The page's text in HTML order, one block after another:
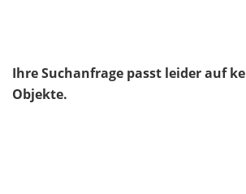
Ihre Suchanfrage passt leider auf
Objekte.